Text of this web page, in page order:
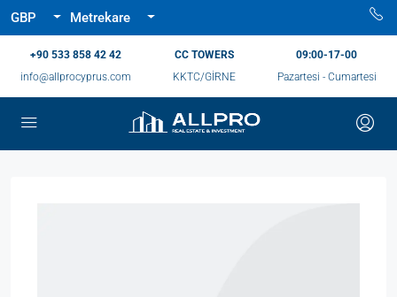
GBP Metrekare
‪+90 533 858 42 42‬
info@allprocyprus.com
CC TOWERS
KKTC/GİRNE
09:00-17-00
Pazartesi - Cumartesi